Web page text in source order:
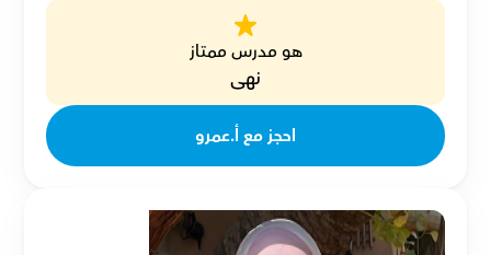
هو مدرس ممتاز
نهى
احجز مع أ.عمرو